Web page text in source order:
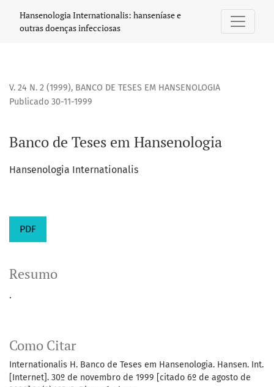
Hansenologia Internationalis: hanseníase e
outras doenças infecciosas
V. 24 N. 2 (1999), BANCO DE TESES EM HANSENOLOGIA
Banco de Teses em Hansenologia
Publicado 30-11-1999
Hansenologia Internationalis
PDF
Como Citar
Internationalis H. Banco de Teses em Hansenologia. Hansen. Int.
[Internet]. 30º de novembro de 1999 [citado 6º de agosto de
Resumo
.